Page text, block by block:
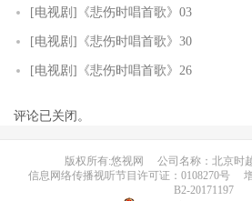
[电视剧]《悲伤时唱首歌》03
[电视剧]《悲伤时唱首歌》30
[电视剧]《悲伤时唱首歌》26
评论已关闭。
版权所有:悠视网
公司名称：北京时
信息网络传播视听节目许可证：0108270号
增
B2-20171197